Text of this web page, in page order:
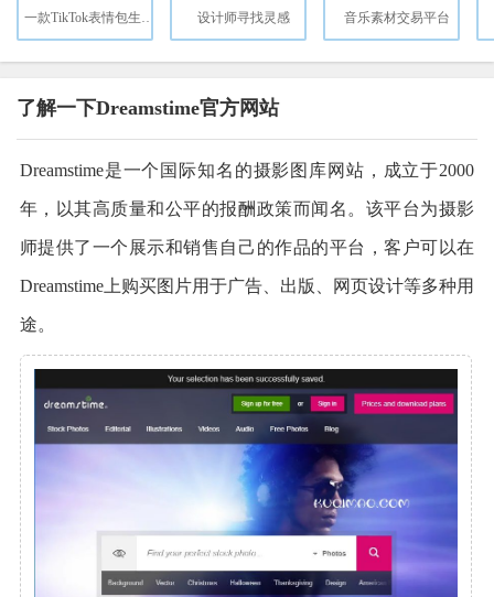
设计师寻找灵感 音乐素材交易平台
了解一下Dreamstime官方网站
Dreamstime是一个国际知名的摄影图库网站，成立于2000
年，以其高质量和公平的报酬政策而闻名。该平台为摄影
师提供了一个展示和销售自己的作品的平台，客户可以在
Dreamstime上购买图片用于广告、出版、网页设计等多种用
途。